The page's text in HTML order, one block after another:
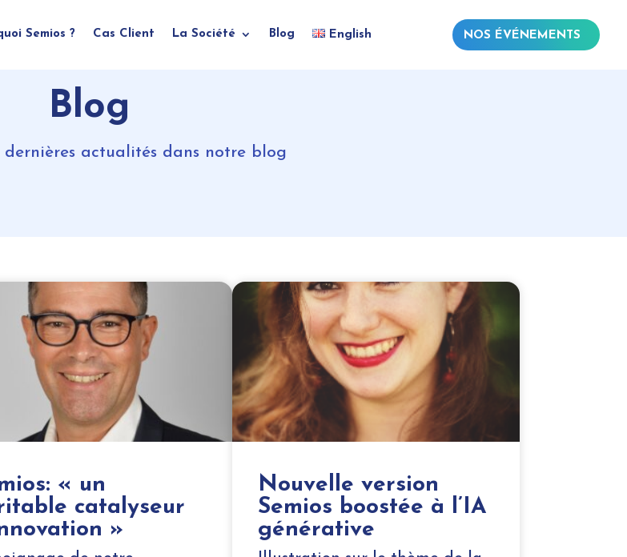
Semios ? Cas Client La Société Blog English NOS ÉVÉNEMENTS
Blog
dernières actualités dans notre blog
« un
catalyseur
»
Nouvelle version
Semios boostée à l’IA
générative